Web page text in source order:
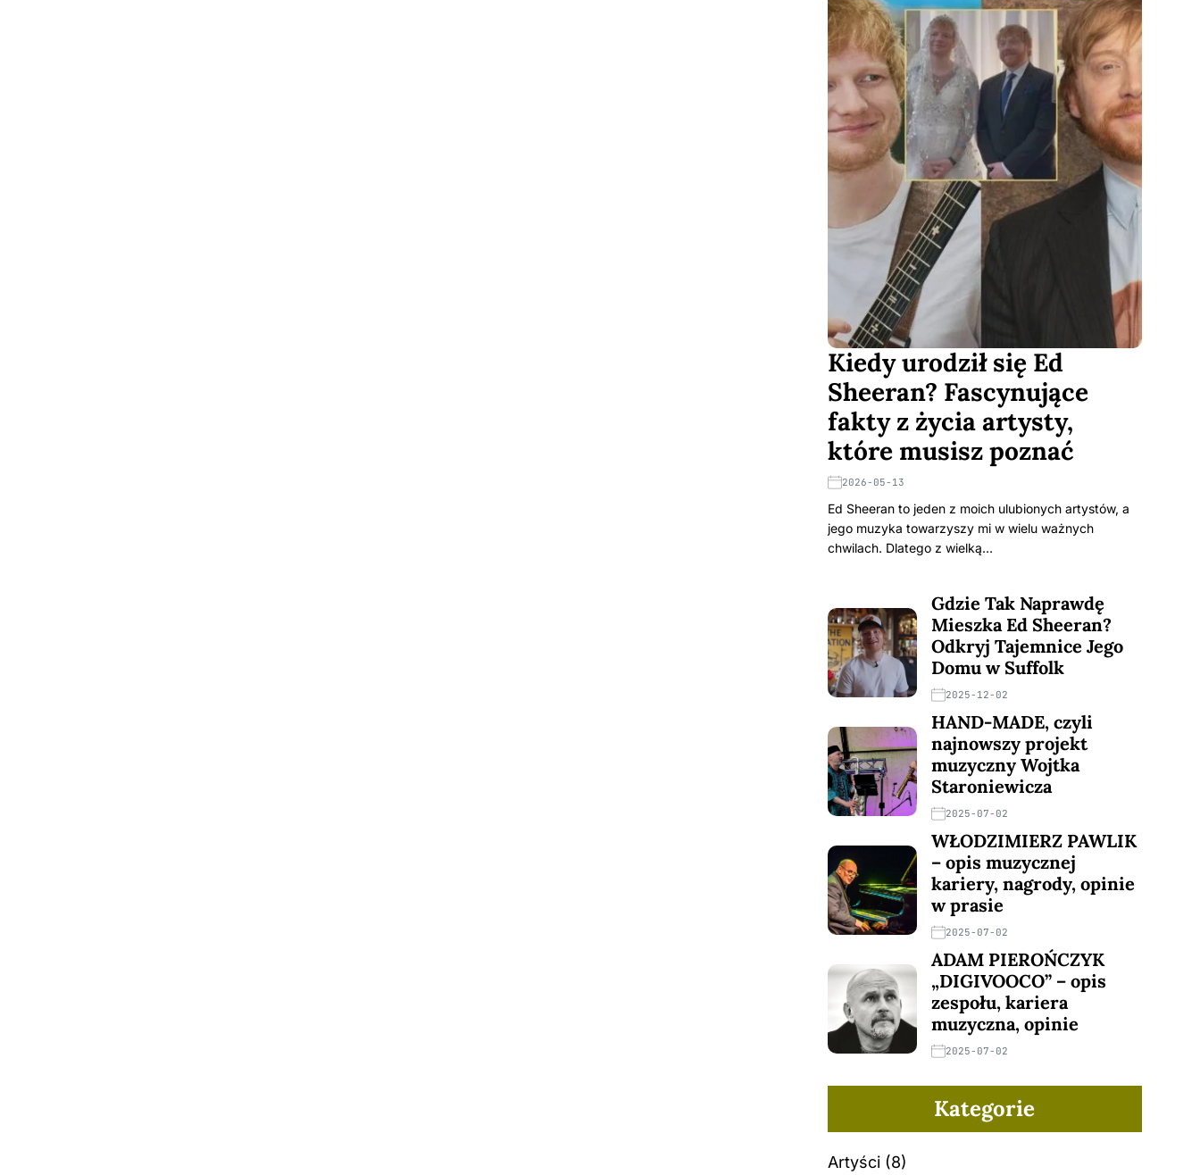
Kiedy urodził się Ed
Sheeran? Fascynujące
fakty z życia artysty,
które musisz poznać
2026-05-13
Ed Sheeran to jeden z moich ulubionych artystów, a
jego muzyka towarzyszy mi w wielu ważnych
chwilach. Dlatego z wielką…
Gdzie Tak Naprawdę
Mieszka Ed Sheeran?
Odkryj Tajemnice Jego
Domu w Suffolk
2025-12-02
HAND-MADE, czyli
najnowszy projekt
muzyczny Wojtka
Staroniewicza
2025-07-02
WŁODZIMIERZ PAWLIK
– opis muzycznej
kariery, nagrody, opinie
w prasie
2025-07-02
ADAM PIEROŃCZYK
„DIGIVOOCO” – opis
zespołu, kariera
muzyczna, opinie
2025-07-02
Kategorie
Artyści(8)